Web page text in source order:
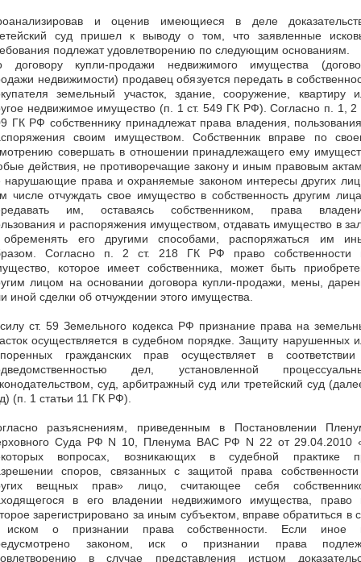
и оценив имеющиеся в деле
суд пришел к выводу о том, что заявленные
подлежат удовлетворению по следующим основаниям.
договору купли-продажи недвижимого имущества
недвижимости) продавец обязуется передать в
земельный участок, здание, сооружение, квартиру
недвижимое имущество (п. 1 ст. 549 ГК РФ). Согласно п. 1, 2
ГК РФ собственнику принадлежат права владения,
своим имуществом. Собственник вправе по
совершать в отношении принадлежащего ему
действия, не противоречащие закону и иным правовым
нарушающие права и охраняемые законом интересы других
числе отчуждать свое имущество в собственность другим
им, оставаясь собственником, права
и распоряжения имуществом, отдавать имущество в
его другими способами, распоряжаться им
Согласно п. 2 ст. 218 ГК РФ право собственности
которое имеет собственника, может быть
лицом на основании договора купли-продажи, мены,
иной сделки об отчуждении этого имущества.
ст. 59 Земельного кодекса РФ признание права на
осуществляется в судебном порядке. Защиту нарушенных
гражданских прав осуществляет в
дел, установленной
суд, арбитражный суд или третейский суд
(п. 1 статьи 11 ГК РФ).
разъяснениям, приведенным в Постановлении
Суда РФ N 10, Пленума ВАС РФ N 22 от 29.04.2010
вопросах, возникающих в судебной практике
споров, связанных с защитой права
вещных прав» лицо, считающее себя
в его владении недвижимого имущества, право
зарегистрировано за иным субъектом, вправе обратиться в
о признании права собственности. Если иное
законом, иск о признании права
в случае представления истцом